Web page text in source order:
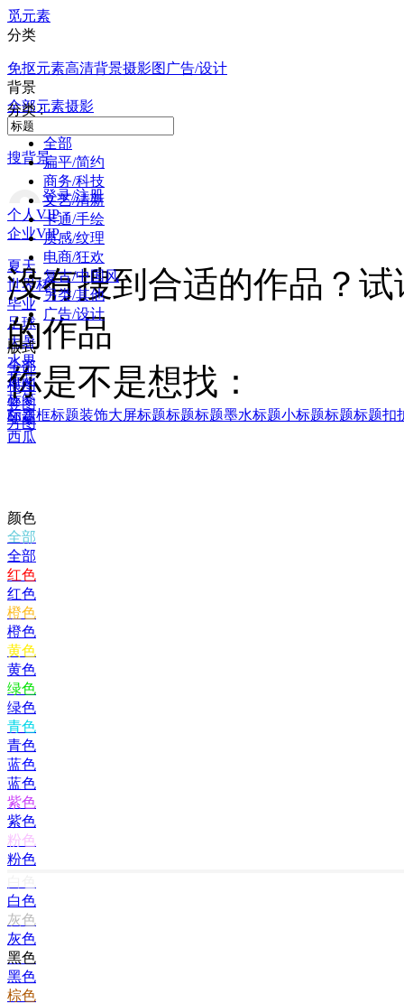
觅元素
分类
免抠元素高清背景摄影图 广告/设计
背景
全部元素摄影
搜背景
登录/注册
个人VIP
企业VIP
夏天
世界杯
毕业
足球
大暑
水果
荷花
标签
印章
西瓜
分类 :
全部
扁平/简约
商务/科技
文艺/清新
卡通/手绘
质感/纹理
电商/狂欢
复古/中国风
另类/其他
广告/设计
版式
全部
横图
竖图
方图
颜色
全部
全部
红色
红色
橙色
橙色
黄色
黄色
绿色
绿色
青色
青色
蓝色
蓝色
紫色
紫色
粉色
粉色
白色
灰色
灰色
黑色
黑色
棕色
没有搜到合适的作品？
的作品
你是不是想找：
标题框标题装饰大屏标题标题标题墨水标题小标题标题标题扣